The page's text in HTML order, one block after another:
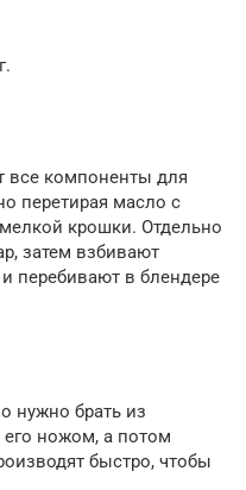
все компоненты для
перетирая масло с
крошки. Отдельно
затем взбивают
перебивают в блендере
нужно брать из
его ножом, а потом
быстро, чтобы